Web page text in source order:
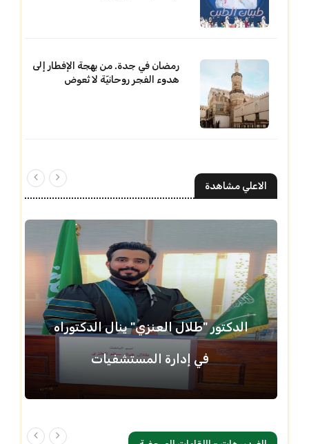
رمضان في جدة. من بهجة الإفطار إلى
هدوء الفجر روحانيّة لا تُعوض
الاعلي مشاهدة
الدكتور "طلال العنزي" ينال الدكتوراه
في إدارة المستشفيات